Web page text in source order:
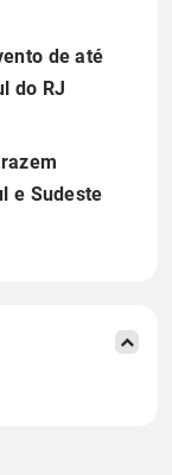
de até
do RJ
e Sudeste